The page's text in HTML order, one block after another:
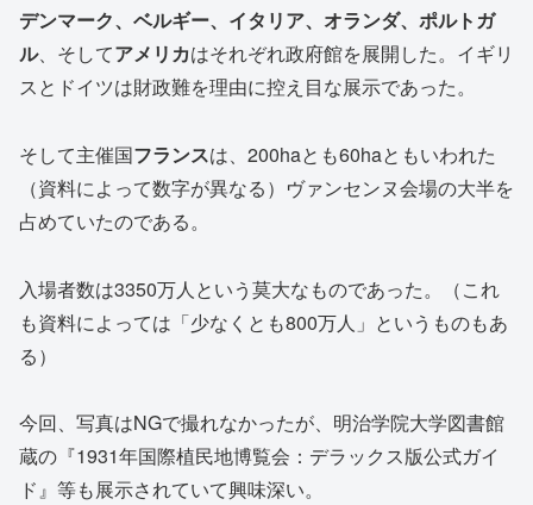
デンマーク、ベルギー、イタリア、オランダ、ポルトガ
ル、そしてアメリカはそれぞれ政府館を展開した。イギリ
スとドイツは財政難を理由に控え目な展示であった。
そして主催国フランスは、200haとも60haともいわれた
（資料によって数字が異なる）ヴァンセンヌ会場の大半を
占めていたのである。
入場者数は3350万人という莫大なものであった。（これ
も資料によっては「少なくとも800万人」というものもあ
る）
今回、写真はNGで撮れなかったが、明治学院大学図書館
蔵の『1931年国際植民地博覧会：デラックス版公式ガイ
ド』等も展示されていて興味深い。